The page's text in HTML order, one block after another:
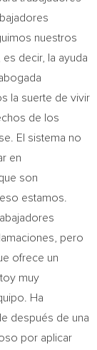
nuestros
decir, la ayuda
abogada
la suerte de vivir
de los
El sistema no
en
son
estamos.
pero
ofrece un
muy
Ha
después de una
por aplicar